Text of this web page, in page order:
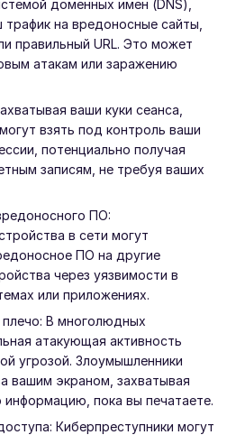
доменных имен (DNS),
трафик на вредоносные сайты,
правильный URL. Это может
атакам или заражению
ваши куки сеанса,
взять под контроль ваши
потенциально получая
записям, не требуя ваших
ПО:
в сети могут
ПО на другие
через уязвимости в
или приложениях.
В многолюдных
атакующая активность
угрозой. Злоумышленники
вашим экраном, захватывая
пока вы печатаете.
Киберпреступники могут